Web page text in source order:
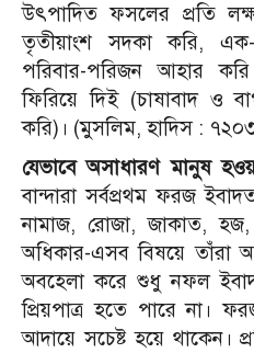
উৎপাদিত ফসলের প্রতি
তৃতীয়াংশ সদকা করি,
পরিবার-পরিজন আহার
ফিরিয়ে দিই (চাষাবাদ ও
করি)। (মুসলিম, হাদিস :
যেভাবে অসাধারণ মানুষ
বান্দারা সর্বপ্রথম ফরজ
নামাজ, রোজা, জাকাত,
অধিকার-এসব বিষয়ে তাঁরা
অবহেলা করে শুধু নফল
প্রিয়পাত্র হতে পারে না।
আদায়ে সচেষ্ট হয়ে থাকেন।